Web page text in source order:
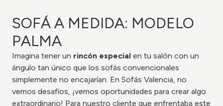
SOFÁ A MEDIDA: MODELO
PALMA
Imagina tener un rincón especial en tu salón con un
ángulo tan único que los sofás convencionales
simplemente no encajarían. En Sofás Valencia, no
vemos desafíos, ¡vemos oportunidades para crear algo
extraordinario! Para nuestro cliente que enfrentaba este